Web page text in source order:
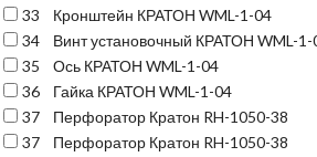
33
Кронштейн КРАТОН WML-1-04
34
Винт установочный КРАТОН WML-1-
35
Ось КРАТОН WML-1-04
36
Гайка КРАТОН WML-1-04
37
Перфоратор Кратон RH-1050-38
37
Перфоратор Кратон RH-1050-38